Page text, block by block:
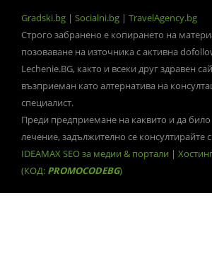
Gradski.bg | Socialni.bg | TravelAgency.bg
Строго забранено е копирането на
позоваване на източника с активна
Lechenie.BG, както и всеки друг здравен
възприеман като алтернатива на
специалист.
Преди предприемане на каквито и да било
лечение, задължително се консултирайте
IDEAMAX SEO за медии & портали |
(КОД: PROMOCODEBG)